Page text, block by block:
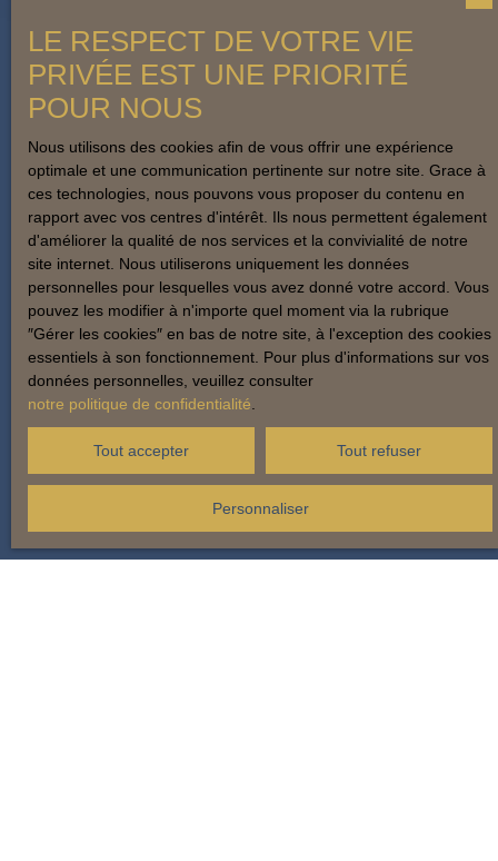
LE RESPECT DE VOTRE VIE
PRIVÉE EST UNE PRIORITÉ
POUR NOUS
Nous utilisons des cookies afin de vous offrir une expérience
optimale et une communication pertinente sur notre site. Grace à
ces technologies, nous pouvons vous proposer du contenu en
rapport avec vos centres d'intérêt. Ils nous permettent également
d'améliorer la qualité de nos services et la convivialité de notre
site internet. Nous utiliserons uniquement les données
personnelles pour lesquelles vous avez donné votre accord. Vous
pouvez les modifier à n'importe quel moment via la rubrique
″Gérer les cookies″ en bas de notre site, à l'exception des cookies
essentiels à son fonctionnement. Pour plus d'informations sur vos
données personnelles, veuillez consulter
notre politique de confidentialité
Tout accepter Tout refuser
Personnaliser